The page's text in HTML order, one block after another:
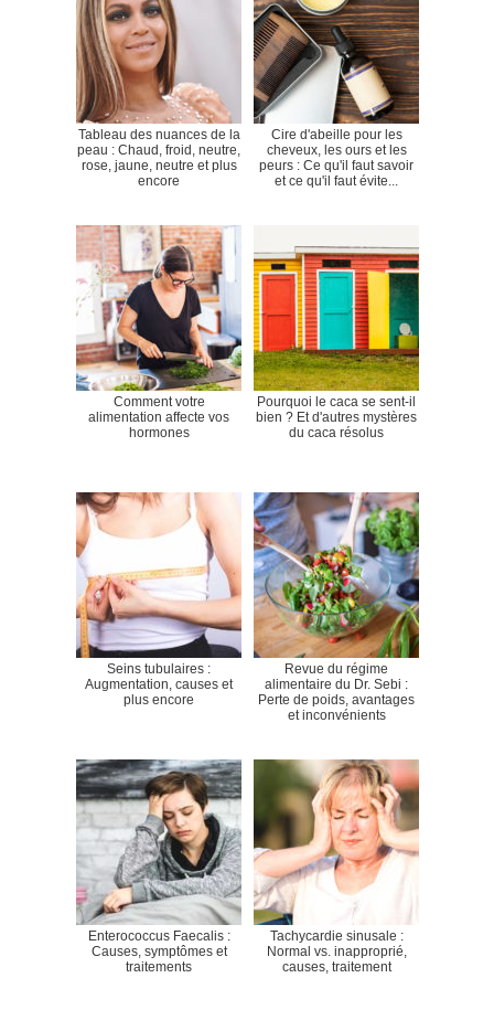
Tableau des nuances de la
peau : Chaud, froid, neutre,
rose, jaune, neutre et plus
encore
Cire d'abeille pour les
cheveux, les ours et les
peurs : Ce qu'il faut savoir
et ce qu'il faut évite...
Comment votre
alimentation affecte vos
hormones
Pourquoi le caca se sent-il
bien ? Et d'autres mystères
du caca résolus
Seins tubulaires :
Augmentation, causes et
plus encore
Revue du régime
alimentaire du Dr. Sebi :
Perte de poids, avantages
et inconvénients
Enterococcus Faecalis :
Causes, symptômes et
traitements
Tachycardie sinusale :
Normal vs. inapproprié,
causes, traitement